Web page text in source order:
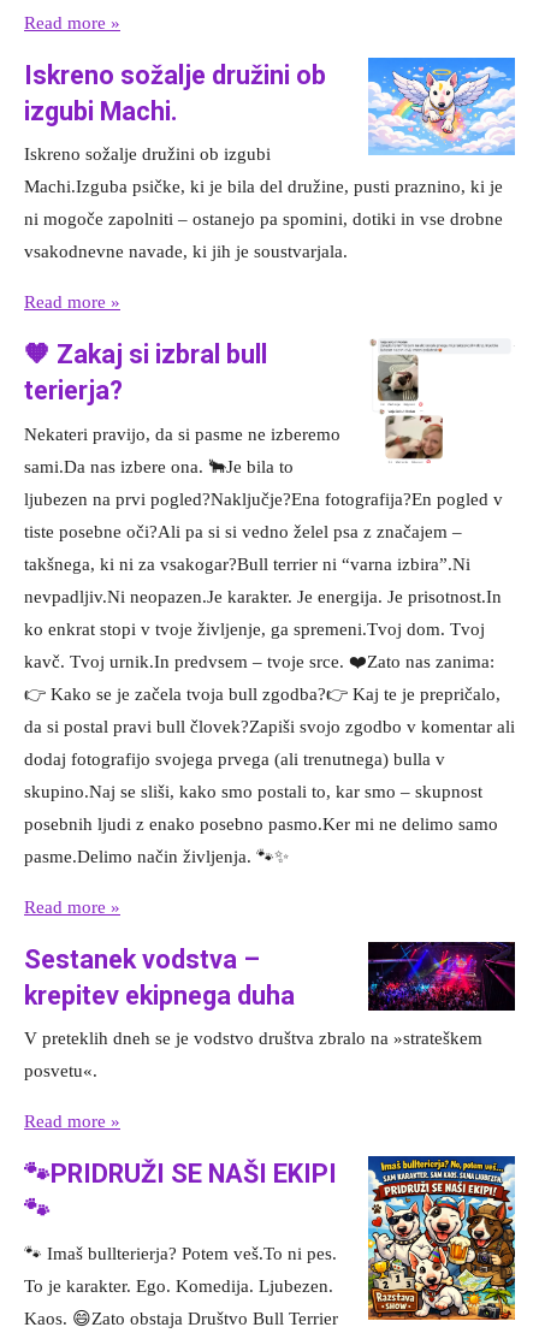
Read more »
Iskreno sožalje družini ob
izgubi Machi.
Iskreno sožalje družini ob izgubi
Machi.Izguba psičke, ki je bila del družine, pusti praznino, ki je
ni mogoče zapolniti – ostanejo pa spomini, dotiki in vse drobne
vsakodnevne navade, ki jih je soustvarjala.
Read more »
🧡 Zakaj si izbral bull
terierja?
Nekateri pravijo, da si pasme ne izberemo
sami.Da nas izbere ona. 🐂Je bila to
ljubezen na prvi pogled?Naključje?Ena fotografija?En pogled v
tiste posebne oči?Ali pa si si vedno želel psa z značajem –
takšnega, ki ni za vsakogar?Bull terrier ni “varna izbira”.Ni
nevpadljiv.Ni neopazen.Je karakter. Je energija. Je prisotnost.In
ko enkrat stopi v tvoje življenje, ga spremeni.Tvoj dom. Tvoj
kavč. Tvoj urnik.In predvsem – tvoje srce. ❤️Zato nas zanima:
👉 Kako se je začela tvoja bull zgodba?👉 Kaj te je prepričalo,
da si postal pravi bull človek?Zapiši svojo zgodbo v komentar ali
dodaj fotografijo svojega prvega (ali trenutnega) bulla v
skupino.Naj se sliši, kako smo postali to, kar smo – skupnost
posebnih ljudi z enako posebno pasmo.Ker mi ne delimo samo
pasme.Delimo način življenja. 🐾✨
Read more »
Sestanek vodstva –
krepitev ekipnega duha
V preteklih dneh se je vodstvo društva zbralo na »strateškem
posvetu«.
Read more »
🐾PRIDRUŽI SE NAŠI EKIPI
🐾
🐾 Imaš bullterierja? Potem veš.To ni pes.
To je karakter. Ego. Komedija. Ljubezen.
Kaos. 😄Zato obstaja Društvo Bull Terrier